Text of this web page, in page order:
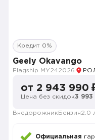
Кредит 0%
Geely Okavango
Flagship MY242026
от 2 943 990
Цена без скидок3 993
Внедорожник Бензин2.0
Официальная